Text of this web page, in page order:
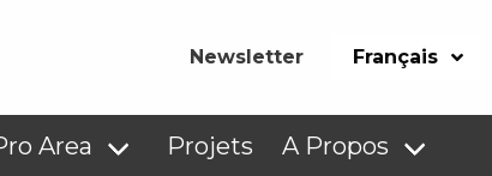
Newsletter Français
Area Projets A Propos